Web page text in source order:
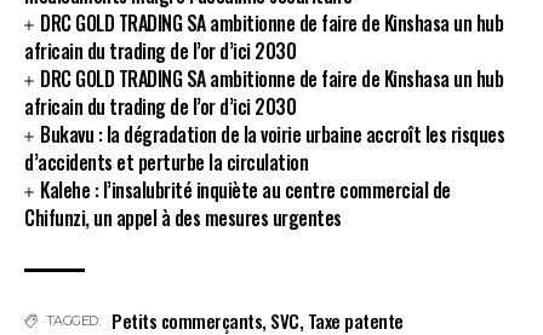
DRC GOLD TRADING SA ambitionne de faire de Kinshasa un hub
africain du trading de l’or d’ici 2030
DRC GOLD TRADING SA ambitionne de faire de Kinshasa un hub
africain du trading de l’or d’ici 2030
Bukavu : la dégradation de la voirie urbaine accroît les risques
d’accidents et perturbe la circulation
Kalehe : l’insalubrité inquiète au centre commercial de
Chifunzi, un appel à des mesures urgentes
TAGGED: Petits commerçants, SVC, Taxe patente